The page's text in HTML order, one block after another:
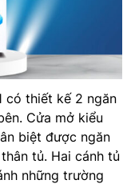
có thiết kế 2 ngăn
Cửa mở kiểu
biệt được ngăn
tủ. Hai cánh tủ
những trường